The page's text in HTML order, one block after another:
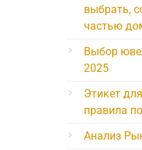
выбрать,
частью
Выбор
2025
Этикет
правила
Анализ